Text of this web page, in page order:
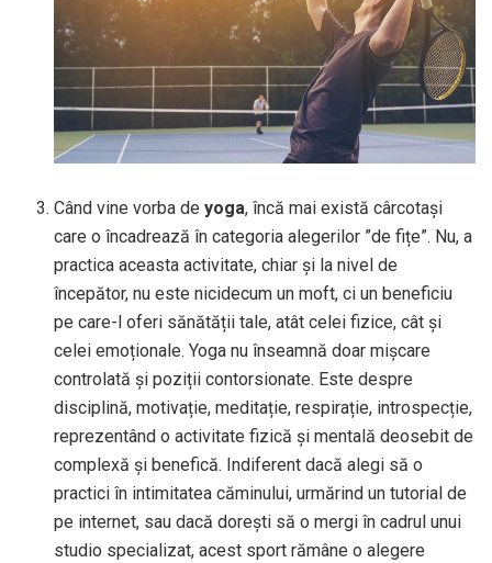
Când vine vorba deyoga, încă mai există cârcotași
care o încadrează în categoria alegerilor ”de fițe”. Nu, a
practica aceasta activitate, chiar și la nivel de
începător, nu este nicidecum un moft, ci un beneficiu
pe care-l oferi sănătății tale, atât celei fizice, cât și
celei emoționale. Yoga nu înseamnă doar mișcare
controlată și poziții contorsionate. Este despre
disciplină, motivație, meditație, respirație, introspecție,
reprezentând o activitate fizică și mentală deosebit de
complexă și benefică. Indiferent dacă alegi să o
practici în intimitatea căminului, urmărind un tutorial de
pe internet, sau dacă dorești să o mergi în cadrul unui
studio specializat, acest sport rămâne o alegere